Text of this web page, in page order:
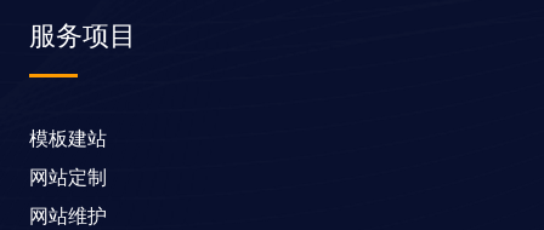
服务项目
模板建站
网站定制
网站维护